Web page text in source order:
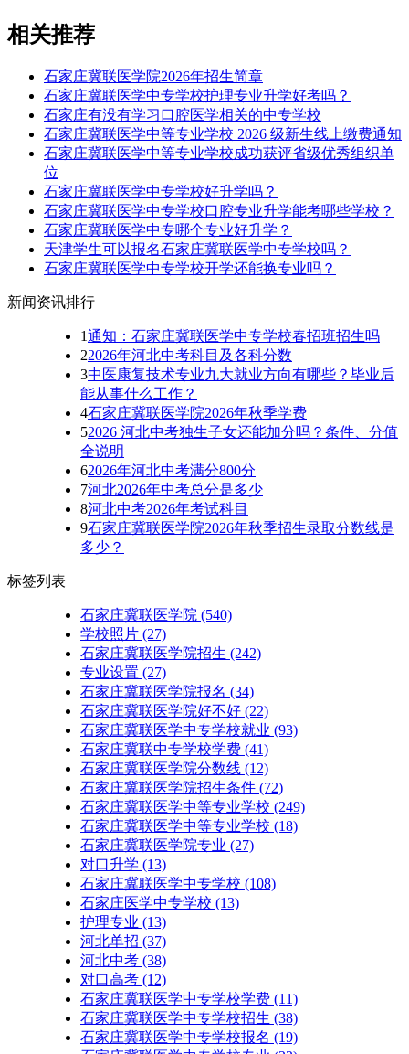
相关推荐
石家庄冀联医学院2026年招生简章
石家庄冀联医学中专学校护理专业升学好考吗？
石家庄有没有学习口腔医学相关的中专学校
石家庄冀联医学中等专业学校 2026 级新生线上缴费通知
石家庄冀联医学中等专业学校成功获评省级优秀组织单
位
石家庄冀联医学中专学校好升学吗？
石家庄冀联医学中专学校口腔专业升学能考哪些学校？
石家庄冀联医学中专哪个专业好升学？
天津学生可以报名石家庄冀联医学中专学校吗？
石家庄冀联医学中专学校开学还能换专业吗？
新闻资讯排行
1通知：石家庄冀联医学中专学校春招班招生吗
22026年河北中考科目及各科分数
3中医康复技术专业九大就业方向有哪些？毕业后
能从事什么工作？
4石家庄冀联医学院2026年秋季学费
52026 河北中考独生子女还能加分吗？条件、分值
全说明
62026年河北中考满分800分
7河北2026年中考总分是多少
8河北中考2026年考试科目
9石家庄冀联医学院2026年秋季招生录取分数线是
多少？
标签列表
石家庄冀联医学院 (540)
学校照片 (27)
石家庄冀联医学院招生 (242)
专业设置 (27)
石家庄冀联医学院报名 (34)
石家庄冀联医学院好不好 (22)
石家庄冀联医学中专学校就业 (93)
石家庄冀联中专学校学费 (41)
石家庄冀联医学院分数线 (12)
石家庄冀联医学院招生条件 (72)
石家庄冀联医学中等专业学校 (249)
石家庄冀联医学中等专业学校​ (18)
石家庄冀联医学院专业 (27)
对口升学 (13)
石家庄冀联医学中专学校 (108)
石家庄医学中专学校 (13)
护理专业 (13)
河北单招 (37)
河北中考 (38)
对口高考 (12)
石家庄冀联医学中专学校学费 (11)
石家庄冀联医学中专学校招生 (38)
石家庄冀联医学中专学校报名 (19)